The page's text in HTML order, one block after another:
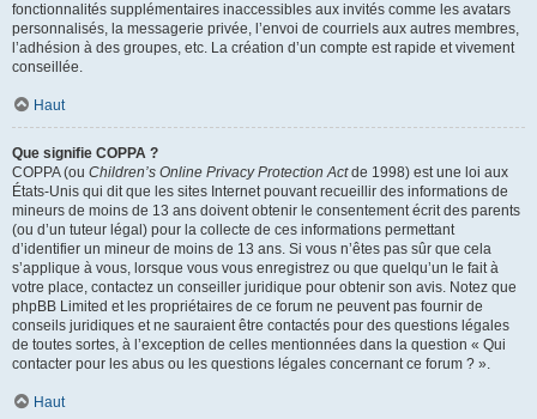
fonctionnalités supplémentaires inaccessibles aux invités comme les avatars
personnalisés, la messagerie privée, l’envoi de courriels aux autres membres,
l’adhésion à des groupes, etc. La création d’un compte est rapide et vivement
conseillée.
Haut
Que signifie COPPA ?
COPPA (ou Children’s Online Privacy Protection Actde 1998) est une loi aux
États-Unis qui dit que les sites Internet pouvant recueillir des informations de
mineurs de moins de 13 ans doivent obtenir le consentement écrit des parents
(ou d’un tuteur légal) pour la collecte de ces informations permettant
d’identifier un mineur de moins de 13 ans. Si vous n’êtes pas sûr que cela
s’applique à vous, lorsque vous vous enregistrez ou que quelqu’un le fait à
votre place, contactez un conseiller juridique pour obtenir son avis. Notez que
phpBB Limited et les propriétaires de ce forum ne peuvent pas fournir de
conseils juridiques et ne sauraient être contactés pour des questions légales
de toutes sortes, à l’exception de celles mentionnées dans la question « Qui
contacter pour les abus ou les questions légales concernant ce forum ? ».
Haut